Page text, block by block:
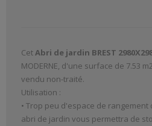
CetAbri de jardin BREST
MODERNE, d'une surface de 7.53
vendu non-traité.
Utilisation :
• Trop peu d'espace de
abri de jardin vous permettra de